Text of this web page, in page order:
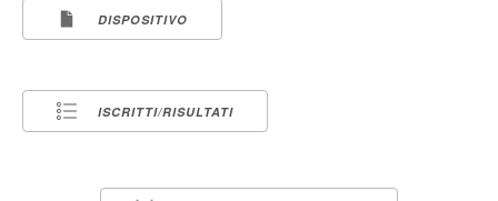
DISPOSITIVO
ISCRITTI/RISULTATI